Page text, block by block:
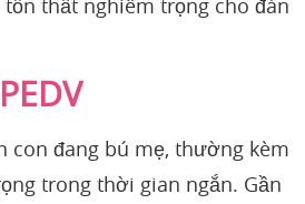
thất nghiêm trọng cho đàn
con đang bú mẹ, thường kèm
trong thời gian ngắn. Gần